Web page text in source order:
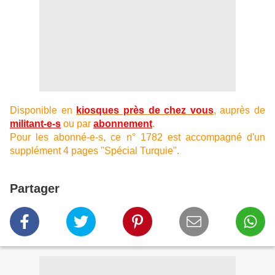
Disponible en kiosques près de chez vous, auprès de
militant-e-s ou par abonnement.
Pour les abonné-e-s, ce n° 1782 est accompagné d'un
supplément 4 pages "Spécial Turquie".
Partager